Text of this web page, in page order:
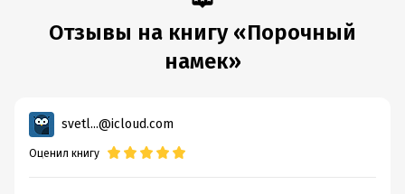
Отзывы на книгу «Порочный
намек»
svetl...@icloud.com
Оценил книгу